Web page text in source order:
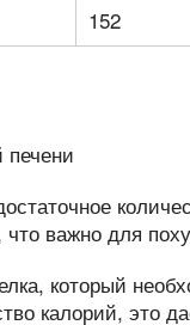
152
важно для
который
калорий, это